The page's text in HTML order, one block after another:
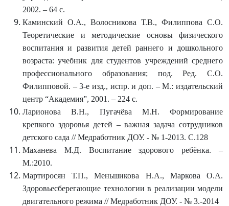
2002. – 64 с.
Каминский О.А., Волосникова Т.В., Филиппова С.О.
Теоретические и методические основы физического
воспитания и развития детей раннего и дошкольного
возраста: учебник для студентов учреждений среднего
профессионального образования; под. Ред. С.О.
Филипповой. – 3-е изд., испр. и доп. – М.: издательский
центр “Академия”, 2001. – 224 с.
Ларионова В.Н., Пугачёва М.Н. Формирование
крепкого здоровья детей – важная задача сотрудников
детского сада // Медработник ДОУ. - № 1-2013. С.128
Маханева М.Д. Воспитание здорового ребёнка. –
М.:2010.
Мартиросян Т.П., Меньшикова Н.А., Маркова О.А.
Здоровьесберегающие технологии в реализации модели
двигательного режима // Медработник ДОУ. - № 3.-2014